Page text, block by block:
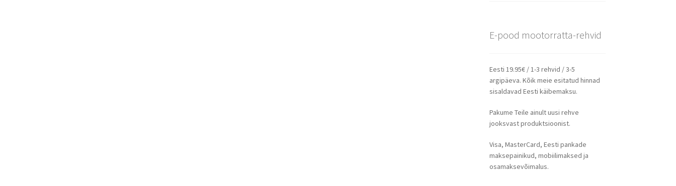
E-pood mootorratta-rehvid
Eesti 19.95€ / 1-3 rehvid / 3-5
argipäeva. Kõik meie esitatud hinnad
sisaldavad Eesti käibemaksu.
Pakume Teile ainult uusi rehve
jooksvast produktsioonist.
Visa, MasterCard, Eesti pankade
maksepainikud, mobiilimaksed ja
osamaksevõimalus.